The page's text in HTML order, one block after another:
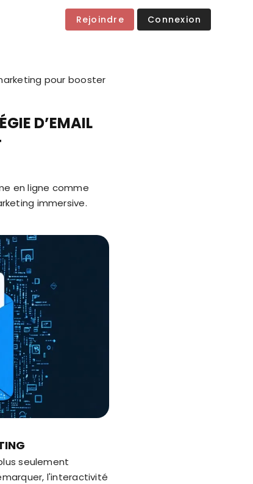
Rejoindre Connexion
pour booster
D’EMAIL
en ligne comme
immersive.
seulement
l'interactivité